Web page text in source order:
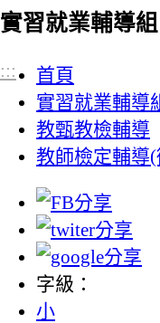
實習就業輔導組
:::
首頁
實習就業輔導
教甄教檢輔導
教師檢定輔導
字級：
小